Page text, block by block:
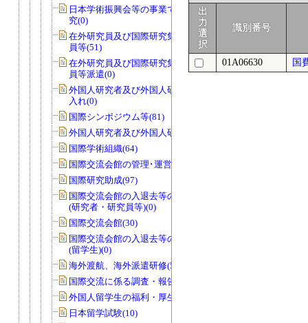
日本学術振興会等の事業で国際協力研
究(0)
在外研究員及び国際研究集会派遣研究
員等(51)
在外研究員及び国際研究集会派遣研究
員等派遣(0)
外国人研究者及び外国人研究員等の受
入れ(0)
国際シンポジウム等(81)
外国人研究者及び外国人研究員等(47)
国際学術組織(64)
国際交流会館の管理･運営等(0)
国際研究助成(97)
国際交流会館の入退去等の届出・許可
(研究者・研究員等)(0)
国際交流会館(30)
国際交流会館の入退去等の届出・許可
(留学生)(0)
海外渡航、海外派遣研修(58)
国際交流に係る調査・報告等(18)
外国人留学生の福利・厚生・親睦等(15)
日本留学試験(10)
出
力
選
択
識別番号
01A06630 国